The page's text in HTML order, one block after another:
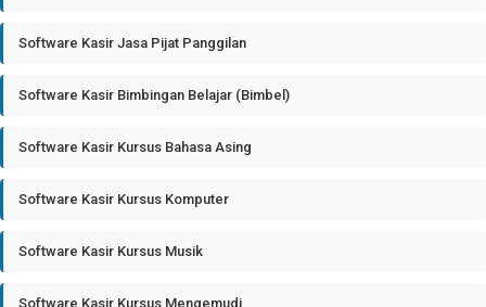
Software Kasir Jasa Pijat Panggilan
Software Kasir Bimbingan Belajar (Bimbel)
Software Kasir Kursus Bahasa Asing
Software Kasir Kursus Komputer
Software Kasir Kursus Musik
Software Kasir Kursus Mengemudi